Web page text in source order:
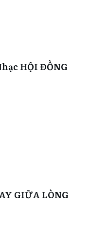
HỘI ĐỒNG
GIỮA LÒNG